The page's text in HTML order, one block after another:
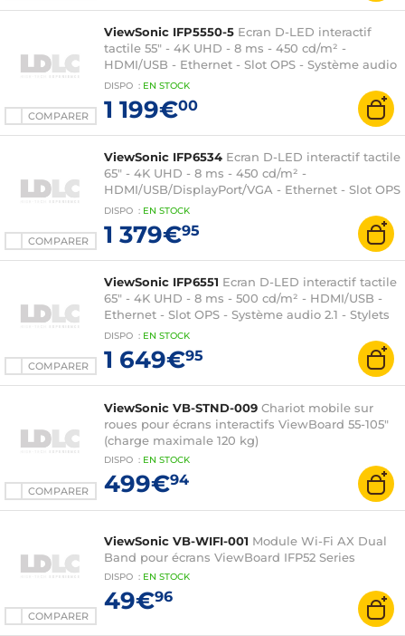
COMPARER
ViewSonic IFP5550-5 Ecran D-LED interactif
tactile 55" - 4K UHD - 8 ms - 450 cd/m² -
HDMI/USB - Ethernet - Slot OPS - Système audio
2.1 - Stylets inclus - Android 13
DISPO : EN STOCK
1 199€00
COMPARER
ViewSonic IFP6534 Ecran D-LED interactif tactile
65" - 4K UHD - 8 ms - 450 cd/m² -
HDMI/USB/DisplayPort/VGA - Ethernet - Slot OPS
- Système audio 2 x 20 W - Android 14 -
Certification EDLA - 2x Stylets inclus
DISPO : EN STOCK
1 379€95
COMPARER
ViewSonic IFP6551 Ecran D-LED interactif tactile
65" - 4K UHD - 8 ms - 500 cd/m² - HDMI/USB -
Ethernet - Slot OPS - Système audio 2.1 - Stylets
inclus - Android 14 certifiée EDLA
DISPO : EN STOCK
1 649€95
COMPARER
ViewSonic VB-STND-009 Chariot mobile sur
roues pour écrans interactifs ViewBoard 55-105"
(charge maximale 120 kg)
DISPO : EN STOCK
499€94
COMPARER
ViewSonic VB-WIFI-001 Module Wi-Fi AX Dual
Band pour écrans ViewBoard IFP52 Series
DISPO : EN STOCK
49€96